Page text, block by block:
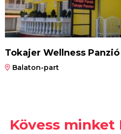
Tokajer Wellness Panzió
Balaton-part
Kövess minket